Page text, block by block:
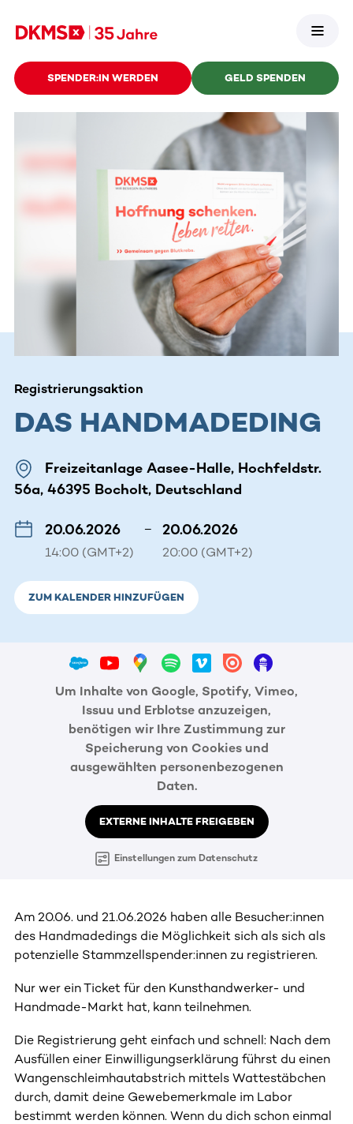
SPENDER:IN WERDEN GELD SPENDEN
Registrierungsaktion
DAS HANDMADEDING
Freizeitanlage Aasee-Halle, Hochfeldstr.
56a, 46395 Bocholt, Deutschland
20.06.2026
14:00 (GMT+2)
– 20.06.2026
20:00 (GMT+2)
ZUM KALENDER HINZUFÜGEN
Um Inhalte von Google, Spotify, Vimeo,
Issuu und Erblotse anzuzeigen,
benötigen wir Ihre Zustimmung zur
Speicherung von Cookies und
ausgewählten personenbezogenen
Daten.
EXTERNE INHALTE FREIGEBEN
Einstellungen zum Datenschutz
Am 20.06. und 21.06.2026 haben alle Besucher:innen
des Handmadedings die Möglichkeit sich als sich als
potenzielle Stammzellspender:innen zu registrieren.
Nur wer ein Ticket für den Kunsthandwerker- und
Handmade-Markt hat, kann teilnehmen.
Die Registrierung geht einfach und schnell: Nach dem
Ausfüllen einer Einwilligungserklärung führst du einen
Wangenschleimhautabstrich mittels Wattestäbchen
durch, damit deine Gewebemerkmale im Labor
bestimmt werden können. Wenn du dich schon einmal